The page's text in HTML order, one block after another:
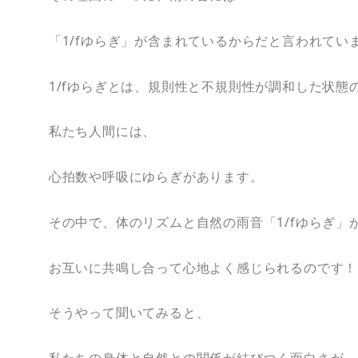
「1/fゆらぎ」が含まれているからだと言われてい
1/fゆらぎとは、規則性と不規則性が調和した状態
私たち人間には、
心拍数や呼吸にゆらぎがあります。
その中で、体のリズムと自然の雨音「1/fゆらぎ」
お互いに共鳴し合って心地よく感じられるのです！
そうやって聞いてみると、